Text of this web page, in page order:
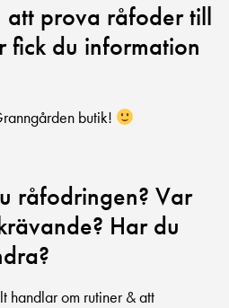
prova råfoder till
fick du information
butik!
råfodringen? Var
Har du
handlar om rutiner & att